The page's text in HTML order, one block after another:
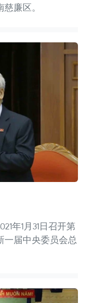
廉区。
年1月31日召开第
一届中央委员会总